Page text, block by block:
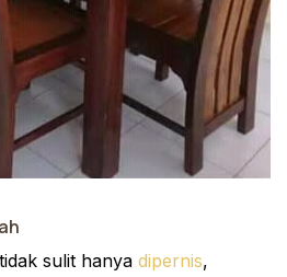
sulit hanya dipernis,